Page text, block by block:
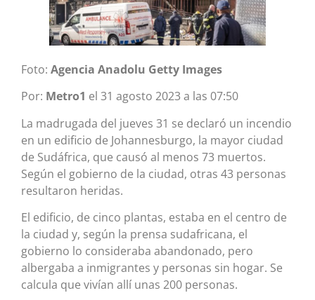
Foto: Agencia Anadolu Getty Images
Por: Metro1 el 31 agosto 2023 a las 07:50
La madrugada del jueves 31 se declaró un incendio
en un edificio de Johannesburgo, la mayor ciudad
de Sudáfrica, que causó al menos 73 muertos.
Según el gobierno de la ciudad, otras 43 personas
resultaron heridas.
El edificio, de cinco plantas, estaba en el centro de
la ciudad y, según la prensa sudafricana, el
gobierno lo consideraba abandonado, pero
albergaba a inmigrantes y personas sin hogar. Se
calcula que vivían allí unas 200 personas.